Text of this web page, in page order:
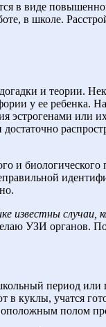
в виде
в школе.
и теории.
у ее ребенка.
эстрогенами или
и
известны случаи,
УЗИ органов.
период
учатся
полом